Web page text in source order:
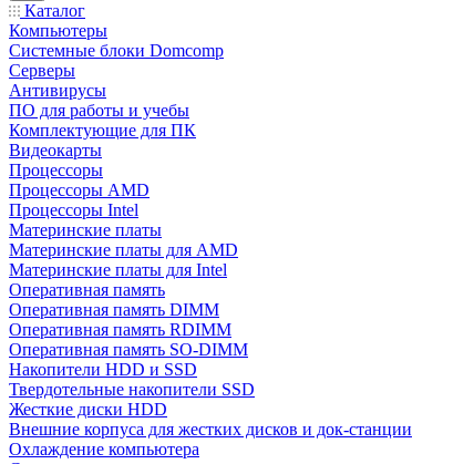
Каталог
Компьютеры
Системные блоки Domcomp
Серверы
Антивирусы
ПО для работы и учебы
Комплектующие для ПК
Видеокарты
Процессоры
Процессоры AMD
Процессоры Intel
Материнские платы
Материнские платы для AMD
Материнские платы для Intel
Оперативная память
Оперативная память DIMM
Оперативная память RDIMM
Оперативная память SO-DIMM
Накопители HDD и SSD
Твердотельные накопители SSD
Жесткие диски HDD
Внешние корпуса для жестких дисков и док-станции
Охлаждение компьютера